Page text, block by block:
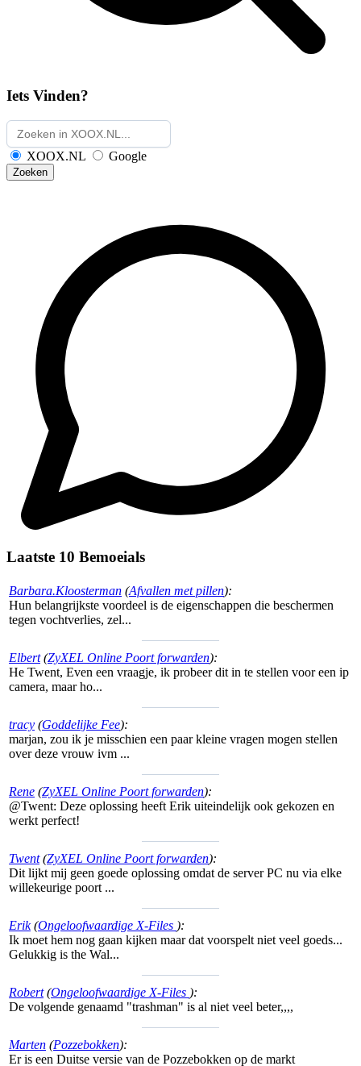
Iets Vinden?
XOOX.NL Google
Zoeken
Laatste 10 Bemoeials
Barbara.Kloosterman (Afvallen met pillen):
Hun belangrijkste voordeel is de eigenschappen die beschermen
tegen vochtverlies, zel...
Elbert(ZyXEL Online Poort forwarden):
He Twent, Even een vraagje, ik probeer dit in te stellen voor een ip
camera, maar ho...
tracy (Goddelijke Fee):
marjan, zou ik je misschien een paar kleine vragen mogen stellen
over deze vrouw ivm ...
Rene (ZyXEL Online Poort forwarden):
@Twent: Deze oplossing heeft Erik uiteindelijk ook gekozen en
werkt perfect!
Twent(ZyXEL Online Poort forwarden):
Dit lijkt mij geen goede oplossing omdat de server PC nu via elke
willekeurige poort ...
Erik(Ongeloofwaardige X-Files ):
Ik moet hem nog gaan kijken maar dat voorspelt niet veel goeds...
Gelukkig is the Wal...
Robert(Ongeloofwaardige X-Files ):
De volgende genaamd "trashman" is al niet veel beter,,,,
Marten (Pozzebokken):
Er is een Duitse versie van de Pozzebokken op de markt